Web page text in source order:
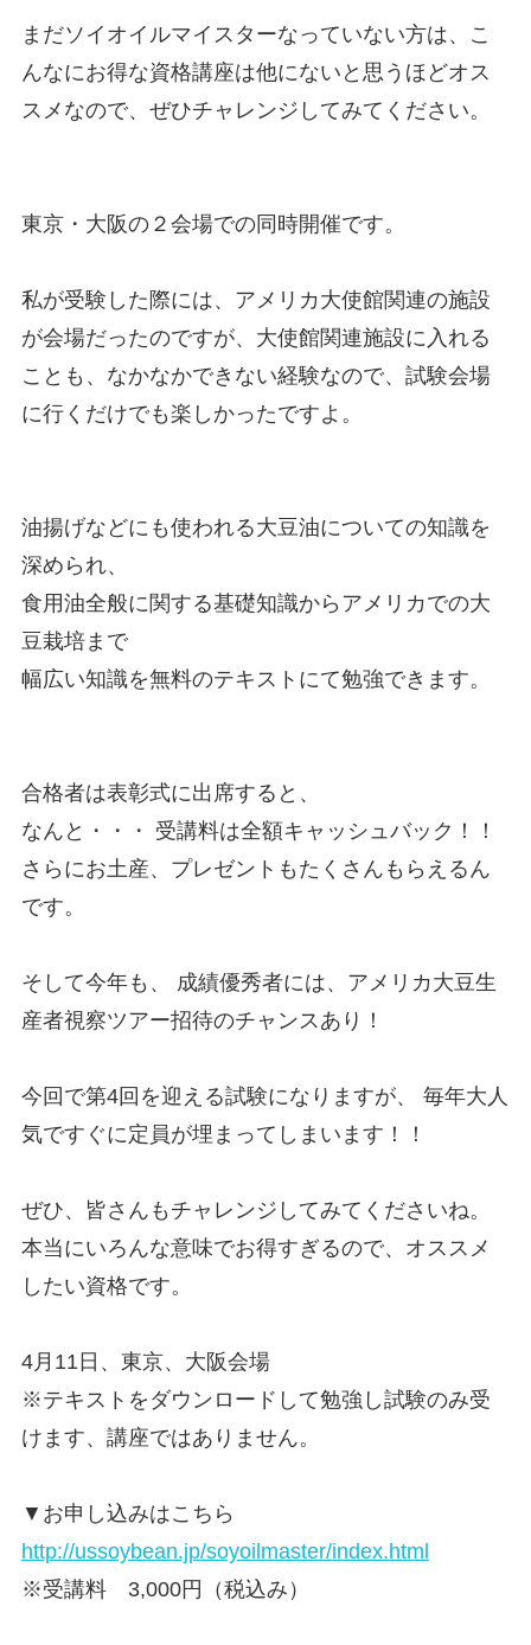
まだソイオイルマイスターなっていない方は、こ
んなにお得な資格講座は他にないと思うほどオス
スメなので、ぜひチャレンジしてみてください。
東京・大阪の２会場での同時開催です。
私が受験した際には、アメリカ大使館関連の施設
が会場だったのですが、大使館関連施設に入れる
ことも、なかなかできない経験なので、試験会場
に行くだけでも楽しかったですよ。
油揚げなどにも使われる大豆油についての知識を
深められ、
食用油全般に関する基礎知識からアメリカでの大
豆栽培まで
幅広い知識を無料のテキストにて勉強できます。
合格者は表彰式に出席すると、
なんと・・・ 受講料は全額キャッシュバック！！
さらにお土産、プレゼントもたくさんもらえるん
です。
そして今年も、 成績優秀者には、アメリカ大豆生
産者視察ツアー招待のチャンスあり！
今回で第4回を迎える試験になりますが、 毎年大人
気ですぐに定員が埋まってしまいます！！
ぜひ、皆さんもチャレンジしてみてくださいね。
本当にいろんな意味でお得すぎるので、オススメ
したい資格です。
4月11日、東京、大阪会場
※テキストをダウンロードして勉強し試験のみ受
けます、講座ではありません。
▼お申し込みはこちら
http://ussoybean.jp/soyoilmaster/index.html
※受講料 3,000円（税込み）